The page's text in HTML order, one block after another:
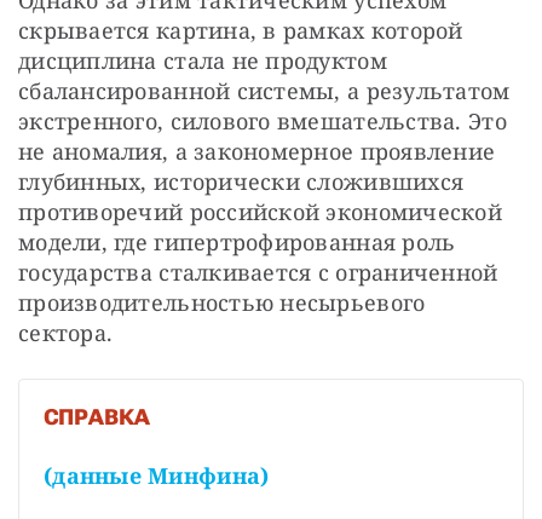
скрывается картина, в рамках которой
дисциплина стала не продуктом
сбалансированной системы, а результатом
экстренного, силового вмешательства. Это
не аномалия, а закономерное проявление
глубинных, исторически сложившихся
противоречий российской экономической
модели, где гипертрофированная роль
государства сталкивается с ограниченной
производительностью несырьевого
сектора.
СПРАВКА
(данные Минфина)